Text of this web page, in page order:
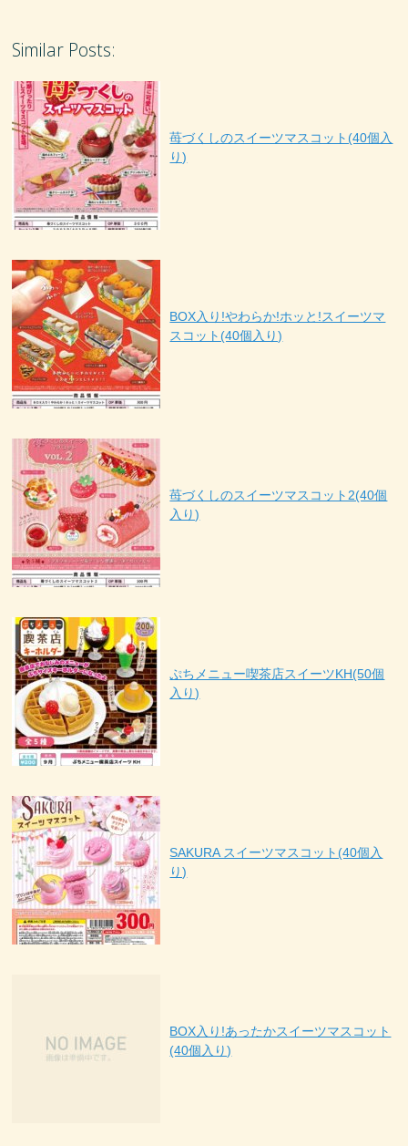
Similar Posts:
苺づくしのスイーツマスコット(40個入
り)
BOX入り!やわらか!ホッと!スイーツマ
スコット(40個入り)
苺づくしのスイーツマスコット2(40個
入り)
ぷちメニュー喫茶店スイーツKH(50個
入り)
SAKURA スイーツマスコット(40個入
り)
BOX入り!あったかスイーツマスコット
(40個入り)